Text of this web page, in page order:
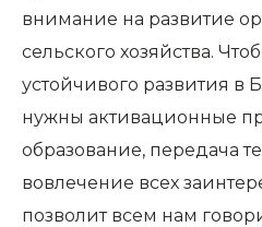
внимание на развитие
сельского хозяйства.
устойчивого развития в
нужны активационные
образование, передача
вовлечение всех
позволит всем нам